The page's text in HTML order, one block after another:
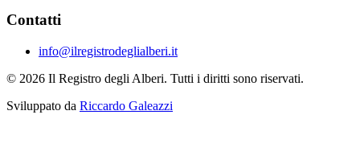
Contatti
info@ilregistrodeglialberi.it
© 2026 Il Registro degli Alberi. Tutti i diritti sono riservati.
Sviluppato da Riccardo Galeazzi